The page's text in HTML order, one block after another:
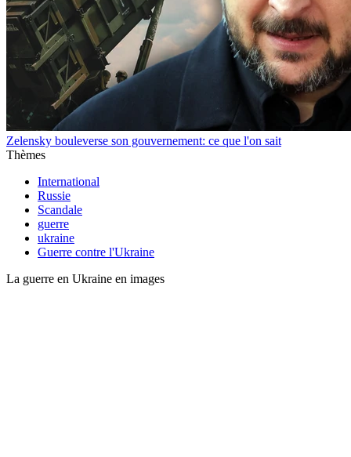
Zelensky bouleverse son gouvernement: ce que l'on sait
Thèmes
International
Russie
Scandale
guerre
ukraine
Guerre contre l'Ukraine
La guerre en Ukraine en images